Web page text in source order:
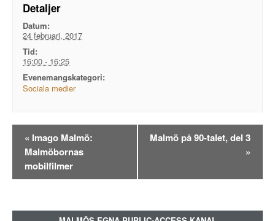
Detaljer
Datum:
24 februari, 2017
Tid:
16:00 - 16:25
Evenemangskategori:
Sociala medier
Evenemangsnavigation
« Imago Malmö:
Malmöbornas
mobilfilmer
Malmö på 90-talet, del 3
»